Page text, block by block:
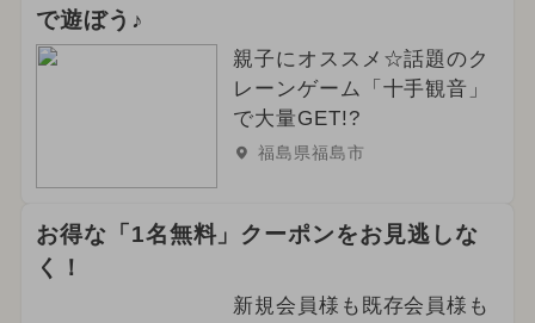
で遊ぼう♪
親子にオススメ☆話題のク
レーンゲーム「十手観音」
で大量GET!?
福島県福島市
お得な「1名無料」クーポンをお見逃しな
く！
新規会員様も既存会員様も